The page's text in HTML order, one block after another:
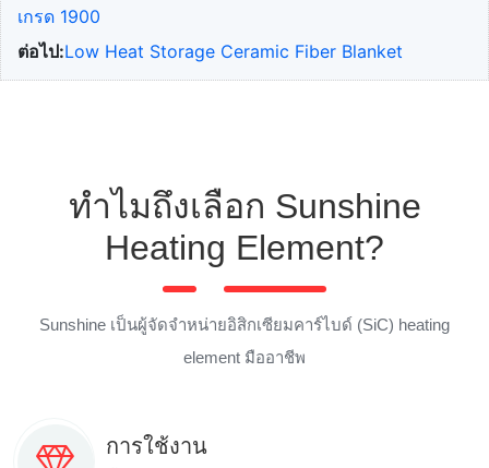
เกรด 1900
ต่อไป:Low Heat Storage Ceramic Fiber Blanket
ทำไมถึงเลือก Sunshine
Heating Element?
Sunshine เป็นผู้จัดจำหน่ายอิสิกเซียมคาร์ไบด์ (SiC) heating
element มืออาชีพ
การใช้งาน